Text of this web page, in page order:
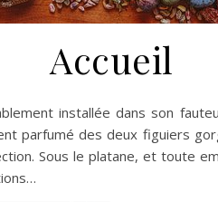
Accueil
installée dans son
parfumé des deux figuiers
Sous le platane, et toute